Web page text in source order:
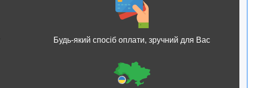
Будь-який спосіб оплати, зручний для Вас